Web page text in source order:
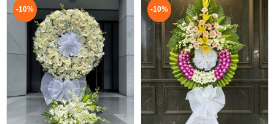
-10% -10%